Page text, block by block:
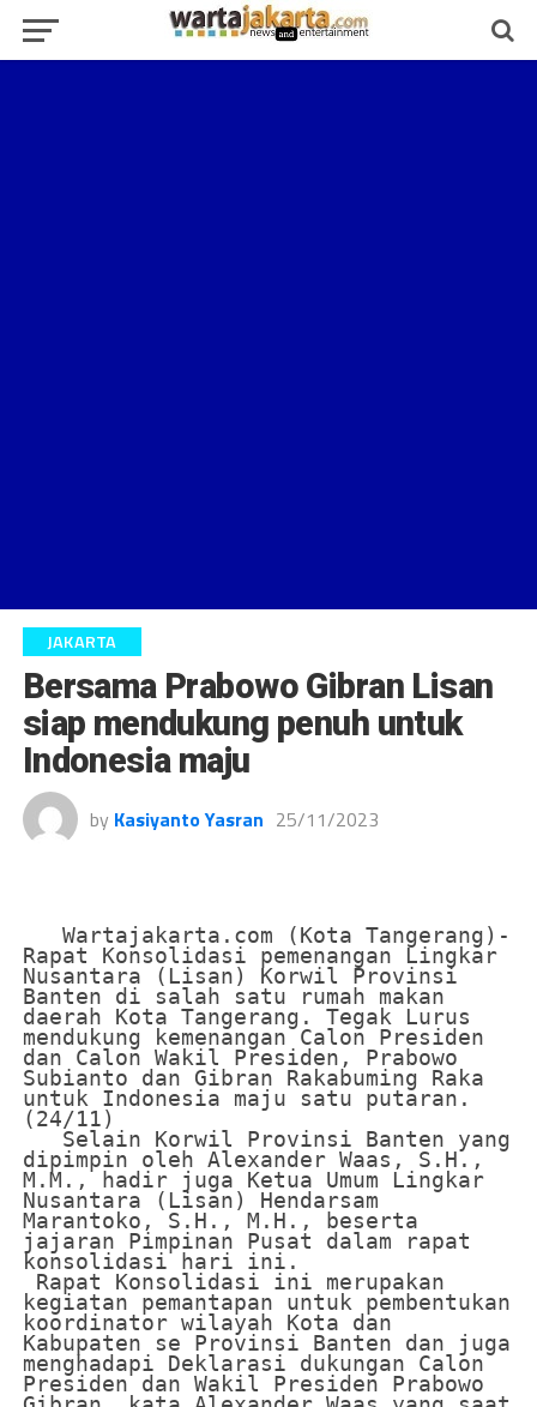
JAKARTA
Bersama Prabowo Gibran Lisan
siap mendukung penuh untuk
Indonesia maju
by Kasiyanto Yasran 25/11/2023
Rapat Konsolidasi pemenangan Lingkar
Nusantara (Lisan) Korwil Provinsi
Banten di salah satu rumah makan
daerah Kota Tangerang. Tegak Lurus
mendukung kemenangan Calon Presiden
dan Calon Wakil Presiden, Prabowo
Subianto dan Gibran Rakabuming Raka
untuk Indonesia maju satu putaran.
(24/11)
dipimpin oleh Alexander Waas, S.H.,
M.M., hadir juga Ketua Umum Lingkar
Nusantara (Lisan) Hendarsam
Marantoko, S.H., M.H., beserta
jajaran Pimpinan Pusat dalam rapat
konsolidasi hari ini.
kegiatan pemantapan untuk pembentukan
koordinator wilayah Kota dan
Kabupaten se Provinsi Banten dan juga
menghadapi Deklarasi dukungan Calon
Presiden dan Wakil Presiden Prabowo